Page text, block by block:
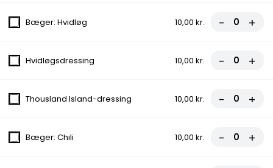
Ayran
24,00 kr.
Hyldeblomst
Bæger: Hvidløg 10,00 kr. - +
Hvidløgsdressing 10,00 kr. - +
Thousland Island-dressing 10,00 kr. - +
Bæger: Chili 10,00 kr. - +